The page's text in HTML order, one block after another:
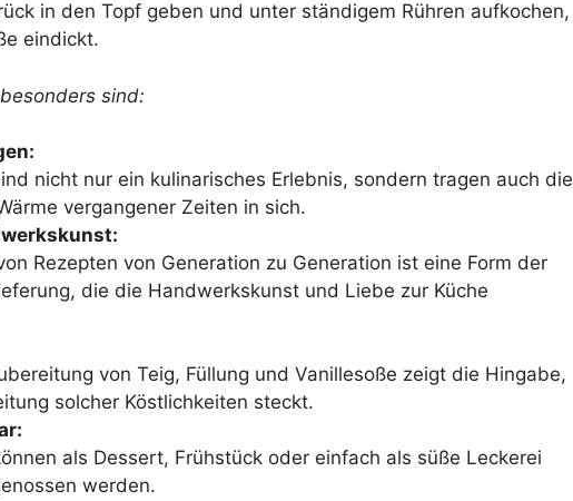
in den Topf geben und unter ständigem Rühren aufkochen,
eindickt.
sind:
nicht nur ein kulinarisches Erlebnis, sondern tragen auch die
vergangener Zeiten in sich.
Rezepten von Generation zu Generation ist eine Form der
die die Handwerkskunst und Liebe zur Küche
von Teig, Füllung und Vanillesoße zeigt die Hingabe,
solcher Köstlichkeiten steckt.
als Dessert, Frühstück oder einfach als süße Leckerei
werden.